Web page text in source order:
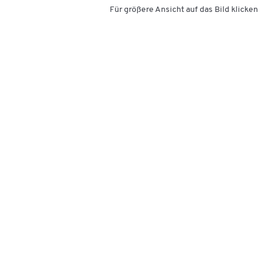
Für größere Ansicht auf das Bild klicken